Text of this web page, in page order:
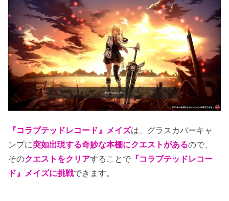
『コラプテッドレコード』メイズは、グラスカバーキャ
ンプに突如出現する奇妙な本棚にクエストがあるので、
そのクエストをクリアすることで 『コラプテッドレコー
ド』メイズに挑戦できます。